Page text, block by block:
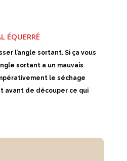
ÉQUERRÉ
l’angle sortant. Si ça vous
sortant a un mauvais
le séchage
avant de découper ce qui